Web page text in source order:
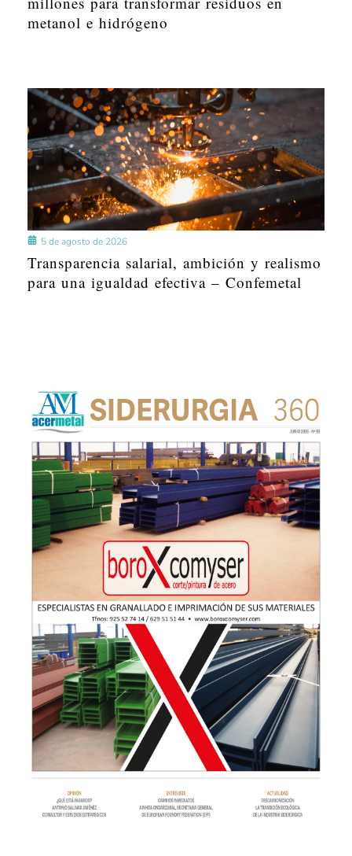
metanol e hidrógeno
5 de agosto de 2026
Transparencia salarial, ambición y realismo
para una igualdad efectiva – Confemetal